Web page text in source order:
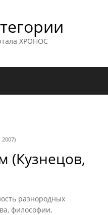
ХРОНОС
(Кузнецов,
разнородных
философии,